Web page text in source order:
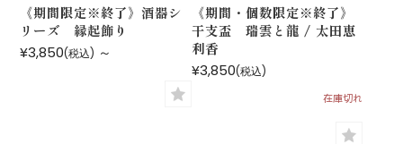
《期間限定※終了》酒器シ
リーズ 縁起飾り
¥3,850(税込) ～
《期間・個数限定※終了》
干支盃 瑞雲と龍 / 太田恵
利香
¥3,850(税込)
在庫切れ